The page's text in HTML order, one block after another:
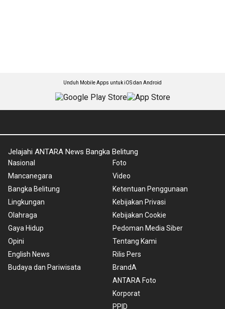
Unduh Mobile Apps untuk iOS dan Android
Jelajahi ANTARA News Bangka Belitung
Nasional
Mancanegara
Bangka Belitung
Lingkungan
Olahraga
Gaya Hidup
Opini
English News
Budaya dan Pariwisata
Foto
Video
Ketentuan Penggunaan
Kebijakan Privasi
Kebijakan Cookie
Pedoman Media Siber
Tentang Kami
Rilis Pers
BrandA
ANTARA Foto
Korporat
PPID